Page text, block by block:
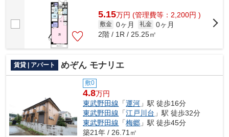
5.15万円 (管理費等：2,200円 )
敷金 0ヶ月 礼金 0ヶ月
2階 / 1R / 25.25㎡
賃貸 | アパート めぞん モナリエ
敷0
4.8万円
東武野田線 「運河 」駅 徒歩16分
東武野田線 「江戸川台 」駅 徒歩32分
東武野田線 「梅郷 」駅 徒歩45分
築21年 / 26.71㎡